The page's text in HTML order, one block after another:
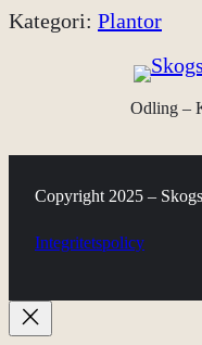
Kategori: Plantor
Odling –
Copyright 2025 –
Integritetspolicy